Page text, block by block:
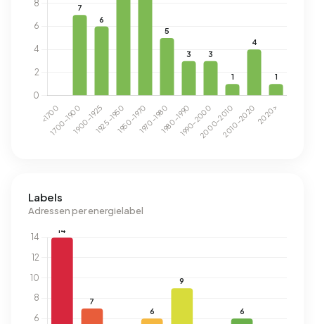
Labels
Adressen per energielabel